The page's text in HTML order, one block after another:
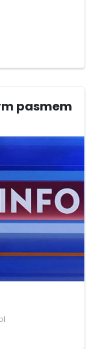
pasmem